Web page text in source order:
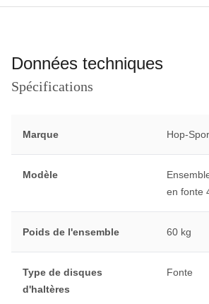
Données techniques
Spécifications
Marque Hop-
Modèle
en fonte
Poids de l'ensemble 60 kg
Type de disques
d'haltères
Fonte